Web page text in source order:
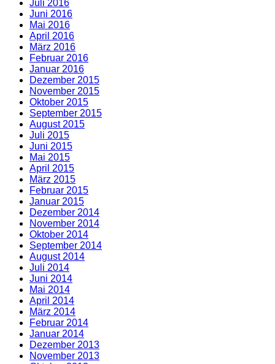
Juli 2016
Juni 2016
Mai 2016
April 2016
März 2016
Februar 2016
Januar 2016
Dezember 2015
November 2015
Oktober 2015
September 2015
August 2015
Juli 2015
Juni 2015
Mai 2015
April 2015
März 2015
Februar 2015
Januar 2015
Dezember 2014
November 2014
Oktober 2014
September 2014
August 2014
Juli 2014
Juni 2014
Mai 2014
April 2014
März 2014
Februar 2014
Januar 2014
Dezember 2013
November 2013